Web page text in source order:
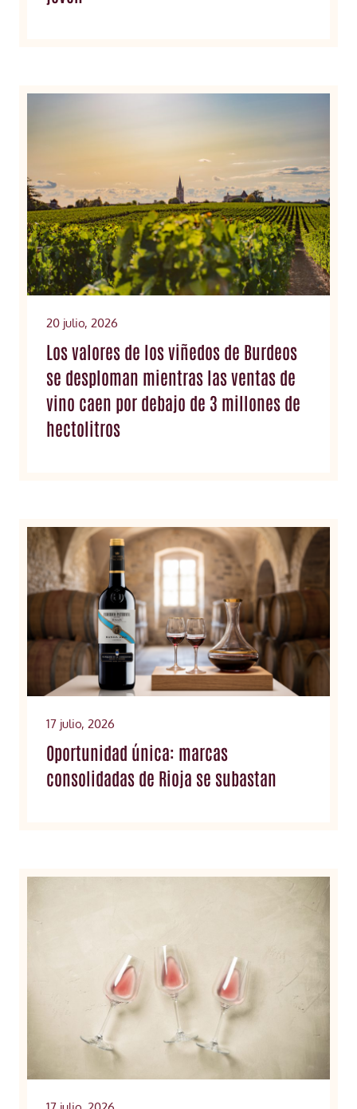
20 julio, 2026
Los valores de los viñedos de Burdeos
se desploman mientras las ventas de
vino caen por debajo de 3 millones de
hectolitros
17 julio, 2026
Oportunidad única: marcas
consolidadas de Rioja se subastan